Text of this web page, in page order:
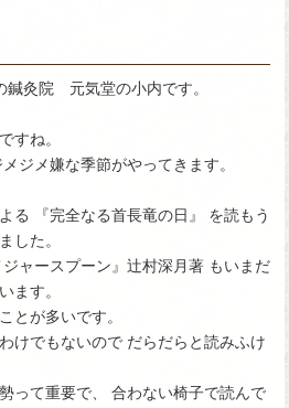
鍼灸院 元気堂の小内です。
すね。
ジメ嫌な季節がやってきます。
る 『完全なる首長竜の日』 を読もう
した。
ャースプーン』辻村深月著 もいまだ
ます。
とが多いです。
けでもないので だらだらと読みふけ
って重要で、 合わない椅子で読んで